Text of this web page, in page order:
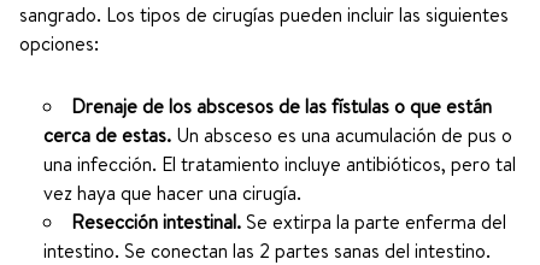
sangrado. Los tipos de cirugías pueden incluir las siguientes
opciones:
Drenaje de los abscesos de las fístulas o que están
cerca de estas. Un absceso es una acumulación de pus o
una infección. El tratamiento incluye antibióticos, pero tal
vez haya que hacer una cirugía.
Resección intestinal. Se extirpa la parte enferma del
intestino. Se conectan las 2 partes sanas del intestino.